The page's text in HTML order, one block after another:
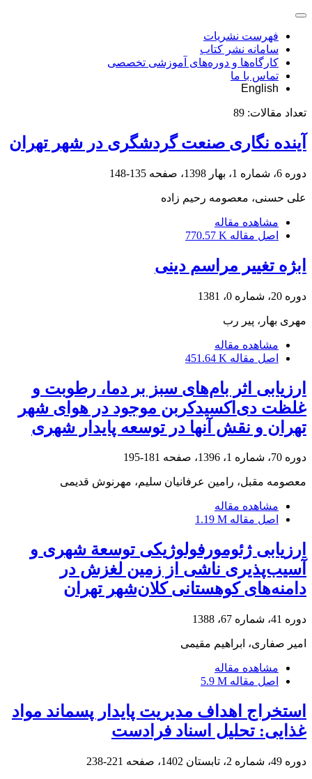
فهرست نشریات
سامانه نشر کتاب
کارگاه‌ها و دوره‌های آموزشی تخصصی
تماس با ما
English
تعداد مقالات: 89
آینده نگاری صنعت گردشگری در شهر تهران
دوره 6، شماره 1، بهار 1398، صفحه 135-148
علی حسنی، معصومه رحیم زاده
مشاهده مقاله
اصل مقاله 770.57 K
ابژه تغییر مراسم دینی
دوره 20، شماره 0، 1381
مهری بهار، پیر رب
مشاهده مقاله
اصل مقاله 451.64 K
ارزیابی اثر بام‌های سبز بر دما، رطوبت و
غلظت دی‌اکسید‌کربن موجود در هوای شهر
تهران و نقش آنها در توسعه پایدار شهری
دوره 70، شماره 1، 1396، صفحه 181-195
معصومه مقبل، رامین عرفانیان سلیم، مهرنوش قدیمی
مشاهده مقاله
اصل مقاله 1.19 M
ارزیابی ژئومورفولوژیکی توسعة شهری و
آسیب‌پذیری ناشی از زمین لغزش در
دامنه‌های کوهستانی کلان‌شهر تهران
دوره 41، شماره 67، 1388
امیر صفاری، ابراهیم مقیمی
مشاهده مقاله
اصل مقاله 5.9 M
استخراج اهداف مدیریت پایدار پسماند مواد
غذایی: تحلیل اسناد فرادست
دوره 49، شماره 2، تابستان 1402، صفحه 221-238